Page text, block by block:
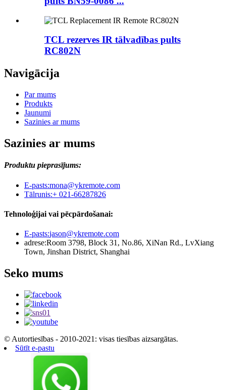
TCL rezerves IR tālvadības pults
RC802N
Navigācija
Par mums
Produkts
Jaunumi
Sazinies ar mums
Sazinies ar mums
Produktu pieprasījums:
E-pasts:mona@ykremote.com
Tālrunis:+ 021-66287826
Tehnoloģijai vai pēcpārdošanai:
E-pasts:jason@ykremote.com
adrese:Room 3798, Block 31, No.86, XiNan Rd., LvXiang
Town, Jinshan District, Shanghai
Seko mums
© Autortiesības - 2010-2021: visas tiesības aizsargātas.
Sūtīt e-pastu